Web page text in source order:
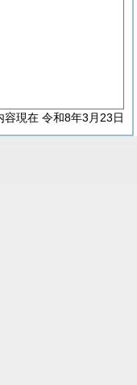
容現在 令和8年3月23日